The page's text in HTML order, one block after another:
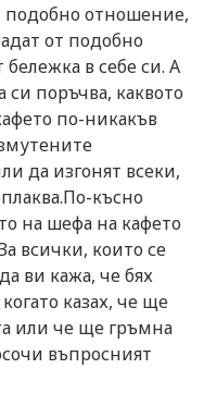
подобно отношение,
от подобно
в себе си. А
поръчва, каквото
по-никакъв
да изгонят всеки,
късно
на шефа на кафето
всички, които се
ви кажа, че бях
казах, че ще
или че ще гръмна
въпросният